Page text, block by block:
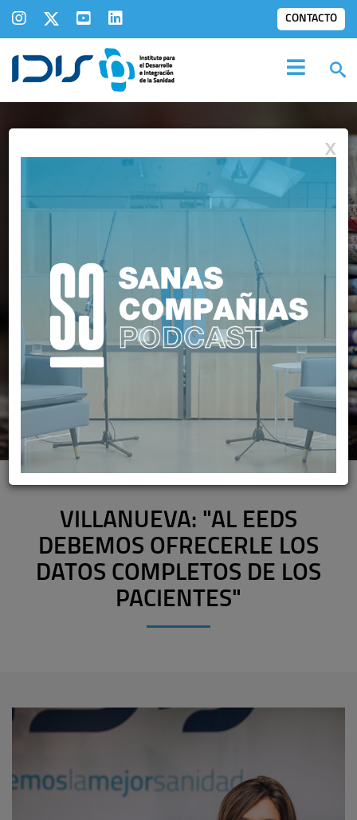
CONTACTO
IDIS EN LOSMEDIOS
VILLANUEVA: "AL EEDS
DEBEMOS OFRECERLE LOS
DATOS COMPLETOS DE LOS
PACIENTES"
X